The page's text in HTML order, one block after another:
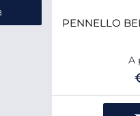
PENNELLO
A